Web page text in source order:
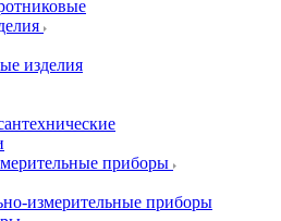
изделия
приборы
измерительные приборы